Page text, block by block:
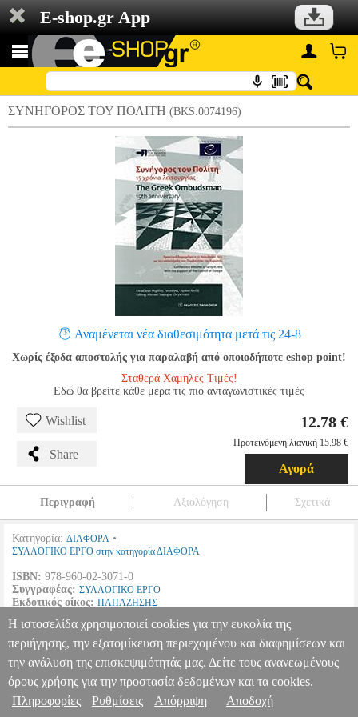
E-shop.gr App
ΣΥΝΗΓΟΡΟΣ ΤΟΥ ΠΟΛΙΤΗ (BKS.0074196)
Αναμένεται νέα διαθεσιμότητα μετά τις 24-8
Χωρίς έξοδα αποστολής για παραλαβή από οποιοδήποτε eshop point!
Σταθερά Χαμηλές Τιμές!
Εδώ θα βρείτε κάθε μέρα τις πιο ανταγωνιστικές τιμές
Wishlist
Share
12.78 €
Προτεινόμενη λιανική 15.98 €
Αγορά
Περιγραφή Αξιολόγηση Σχετικά
Κατηγορία: ΔΙΑΦΟΡΑ •
ΣΥΛΛΟΓΙΚΟ ΕΡΓΟ στην κατηγορία ΔΙΑΦΟΡΑ
ISBN: 978-960-02-3071-0
Συγγραφέας: ΣΥΛΛΟΓΙΚΟ ΕΡΓΟ
Εκδοτικός οίκος: ΠΑΠΑΖΗΣΗΣ
Διαστάσεις:17Χ24
Ημερομηνία Έκδοσης: Δεκέμβριος 2014
ΣΥΝΗΓΟΡΟΣ ΤΟΥ ΠΟΛΙΤΗ BKS.0074196 BKS.0074196
ΣΥΛΛΟΓΙΚΟ ΕΡΓΟ ΣΥΛΛΟΓΙΚΟ ΕΡΓΟΔΙΑΦΟΡΑ Κατηγορία:
ΔΙΑΦΟΡΑ •ΣΥΛΛΟΓΙΚΟ ΕΡΓΟ στην κατηγορία ΔΙΑΦΟΡΑ ISBN:
978-960-02-3071-0 Συγγραφέας: ΣΥΛΛΟΓΙΚΟ ΕΡΓΟ Εκδοτικός
Πληροφορίες & Υπηρεσίες >
Η ιστοσελίδα χρησιμοποιεί cookies για την ευκολία της
περιήγησης, την εξατομίκευση περιεχομένου και διαφημίσεων και
την ανάλυση της επισκεψιμότητάς μας. Δείτε τους ανανεωμένους
όρους χρήσης για την προστασία δεδομένων και τα cookies.
Πληροφορίες
Ρυθμίσεις Απόρριψη Αποδοχή